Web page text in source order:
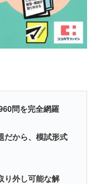
問を完全網羅
だから、模試形式
り外し可能な解